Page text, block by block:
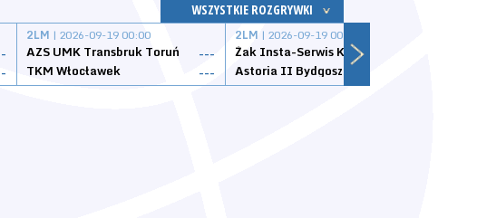
WSZYSTKIE ROZGRYWKI
2LM | 2026-09-19 00:00
AZS UMK Transbruk Toruń
---
TKM Włocławek
---
2LM | 2026-09-19 00:00
Żak Insta-Serwis Koszalin
Astoria II Bydgoszcz